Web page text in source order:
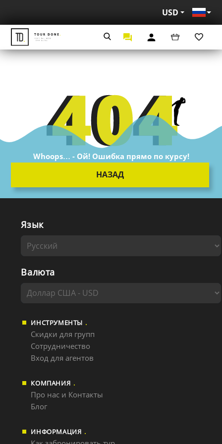
USD Рус
Whoops… - Ой! Ошибка прямо по курсу!
НАЗАД
ИНСТРУМЕНТЫ
Скидки для групп
Сотрудничество
Вход для агентов
КОМПАНИЯ
Про нас и Контакты
Блог
ИНФОРМАЦИЯ
Язык
Валюта